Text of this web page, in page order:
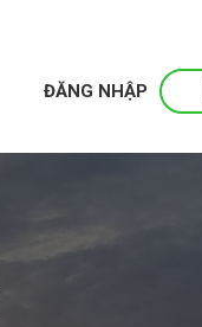
ĐĂNG NHẬP